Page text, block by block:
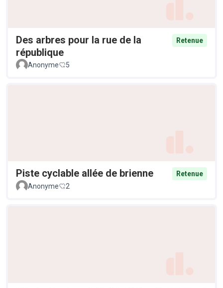
Des arbres pour la rue de la
république
Retenue
Anonyme 5
Piste cyclable allée de brienne
Retenue
Anonyme
2